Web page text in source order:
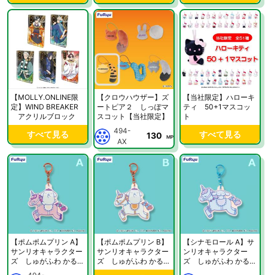
【MOLLY.ONLINE限
定】WIND BREAKER
アクリルブロック
すべて見る
【クロウハウザー】ズ
ートピア２ しっぽマ
スコット【当社限定】
494-
AX
130 MP
【当社限定】ハローキ
ティ 50+1マスコッ
ト
すべて見る
【ポムポムプリン A】
サンリオキャラクター
ズ しゅがふわ かる〜
せる オーロラアクリル
【ポムポムプリン B】
サンリオキャラクター
ズ しゅがふわ かる〜
せる オーロラアクリル
【シナモロール A】サ
ンリオキャラクター
ズ しゅがふわ かる〜